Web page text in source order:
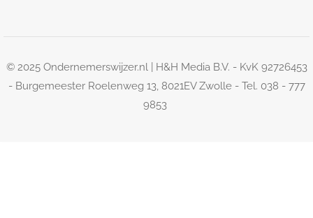
© 2025 Ondernemerswijzer.nl | H&H Media B.V. - KvK 92726453
- Burgemeester Roelenweg 13, 8021EV Zwolle - Tel. 038 - 777
9853